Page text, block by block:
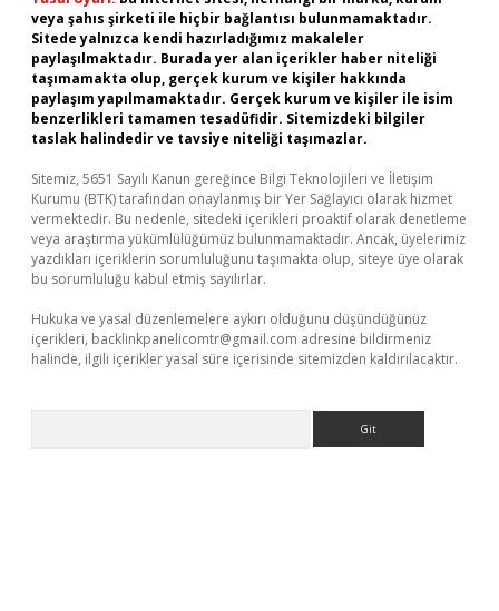
veya şahıs şirketi ile hiçbir bağlantısı bulunmamaktadır.
Sitede yalnızca kendi hazırladığımız makaleler
paylaşılmaktadır. Burada yer alan içerikler haber niteliği
taşımamakta olup, gerçek kurum ve kişiler hakkında
paylaşım yapılmamaktadır. Gerçek kurum ve kişiler ile isim
benzerlikleri tamamen tesadüfidir. Sitemizdeki bilgiler
taslak halindedir ve tavsiye niteliği taşımazlar.
Sitemiz, 5651 Sayılı Kanun gereğince Bilgi Teknolojileri ve İletişim
Kurumu (BTK) tarafından onaylanmış bir Yer Sağlayıcı olarak hizmet
vermektedir. Bu nedenle, sitedeki içerikleri proaktif olarak denetleme
veya araştırma yükümlülüğümüz bulunmamaktadır. Ancak, üyelerimiz
yazdıkları içeriklerin sorumluluğunu taşımakta olup, siteye üye olarak
bu sorumluluğu kabul etmiş sayılırlar.
Hukuka ve yasal düzenlemelere aykırı olduğunu düşündüğünüz
içerikleri, backlinkpanelicomtr@gmail.com adresine bildirmeniz
halinde, ilgili içerikler yasal süre içerisinde sitemizden kaldırılacaktır.